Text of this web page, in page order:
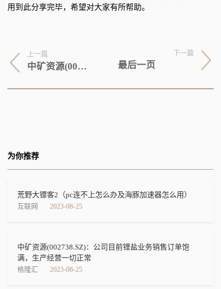
用到此分享完毕，希望对大家有所帮助。
上一篇
中矿资源(002738.SZ)：公司目前锂盐业务销售订单饱满，生产经营一切正常
下一篇
最后一页
为你推荐
荒野大镖客2（pc连不上怎么办及海豚加速器怎么用）
互联网 2023-08-25
中矿资源(002738.SZ)：公司目前锂盐业务销售订单饱
满，生产经营一切正常
格隆汇 2023-08-25